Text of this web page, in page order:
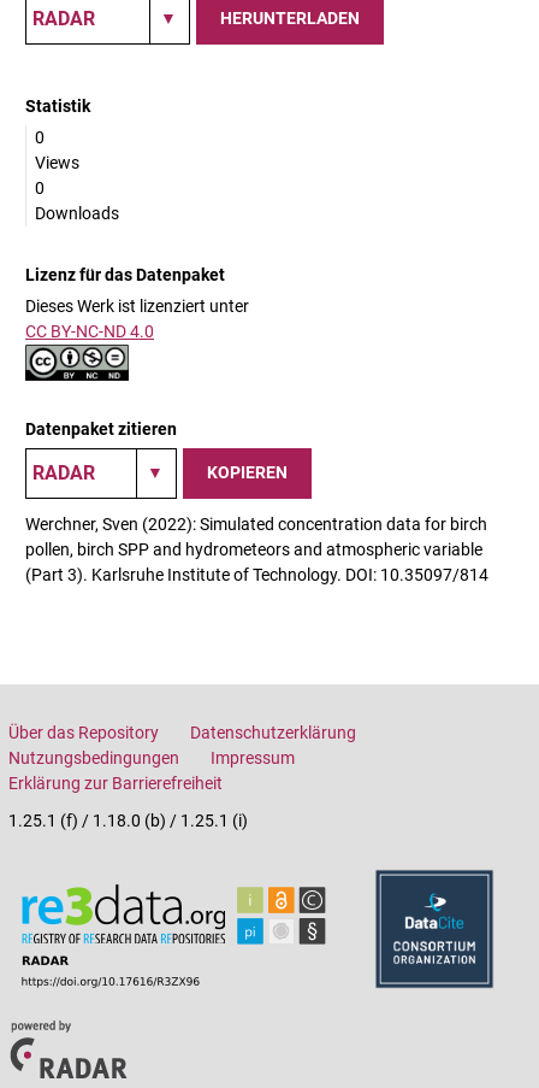
HERUNTERLADEN
Statistik
0
Views
0
Downloads
Lizenz für das Datenpaket
Dieses Werk ist lizenziert unter
CC BY-NC-ND 4.0
Datenpaket zitieren
KOPIEREN
Werchner, Sven (2022): Simulated concentration data for birch
pollen, birch SPP and hydrometeors and atmospheric variable
(Part 3). Karlsruhe Institute of Technology. DOI: 10.35097/814
Über das Repository
Datenschutzerklärung
Nutzungsbedingungen
Impressum
Erklärung zur Barrierefreiheit
1.25.1 (f) / 1.18.0 (b) / 1.25.1 (i)